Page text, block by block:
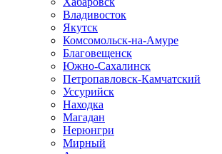
Владивосток
Якутск
Комсомольск-на-Амуре
Благовещенск
Южно-Сахалинск
Петропавловск-Камчатский
Уссурийск
Находка
Магадан
Нерюнгри
Мирный